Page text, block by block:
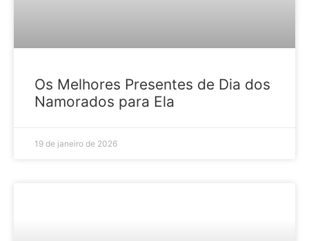
Os Melhores Presentes de Dia dos
Namorados para Ela
19 de janeiro de 2026